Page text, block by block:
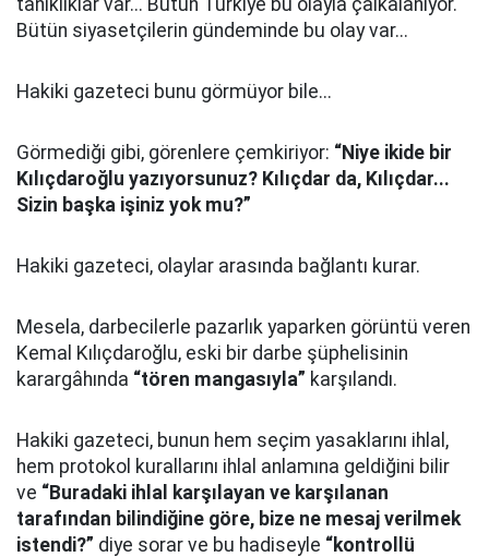
tanıklıklar var... Bütün Türkiye bu olayla çalkalanıyor.
Bütün siyasetçilerin gündeminde bu olay var...
Hakiki gazeteci bunu görmüyor bile...
Görmediği gibi, görenlere çemkiriyor: “Niye ikide bir
Kılıçdaroğlu yazıyorsunuz? Kılıçdar da, Kılıçdar...
Sizin başka işiniz yok mu?”
Hakiki gazeteci, olaylar arasında bağlantı kurar.
Mesela, darbecilerle pazarlık yaparken görüntü veren
Kemal Kılıçdaroğlu, eski bir darbe şüphelisinin
karargâhında “tören mangasıyla” karşılandı.
Hakiki gazeteci, bunun hem seçim yasaklarını ihlal,
hem protokol kurallarını ihlal anlamına geldiğini bilir
ve “Buradaki ihlal karşılayan ve karşılanan
tarafından bilindiğine göre, bize ne mesaj verilmek
istendi?” diye sorar ve bu hadiseyle “kontrollü